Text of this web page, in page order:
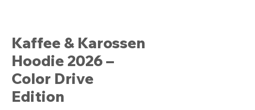
Kaffee & Karossen
Hoodie 2026 –
Color Drive
Edition